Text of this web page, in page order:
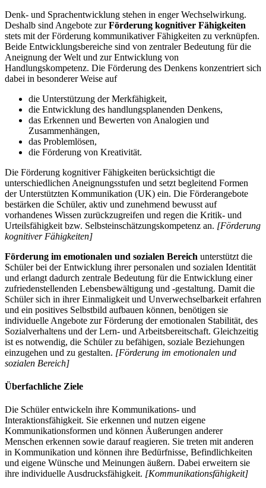
Denk- und Sprachentwicklung stehen in enger Wechselwirkung.
Deshalb sind Angebote zurFörderung kognitiver Fähigkeiten
stets mit der Förderung kommunikativer Fähigkeiten zu verknüpfen.
Beide Entwicklungsbereiche sind von zentraler Bedeutung für die
Aneignung der Welt und zur Entwicklung von
Handlungskompetenz. Die Förderung des Denkens konzentriert sich
dabei in besonderer Weise auf
die Unterstützung der Merkfähigkeit,
die Entwicklung des handlungsplanenden Denkens,
das Erkennen und Bewerten von Analogien und
Zusammenhängen,
das Problemlösen,
die Förderung von Kreativität.
Die Förderung kognitiver Fähigkeiten berücksichtigt die
unterschiedlichen Aneignungsstufen und setzt begleitend Formen
der Unterstützten Kommunikation (UK) ein. Die Förderangebote
bestärken die Schüler, aktiv und zunehmend bewusst auf
vorhandenes Wissen zurückzugreifen und regen die Kritik- und
Urteilsfähigkeit bzw. Selbsteinschätzungskompetenz an. [Förderung
kognitiver Fähigkeiten]
Förderung im emotionalen und sozialen Bereich unterstützt die
Schüler bei der Entwicklung ihrer personalen und sozialen Identität
und erlangt dadurch zentrale Bedeutung für die Entwicklung einer
zufriedenstellenden Lebensbewältigung und -gestaltung. Damit die
Schüler sich in ihrer Einmaligkeit und Unverwechselbarkeit erfahren
und ein positives Selbstbild aufbauen können, benötigen sie
individuelle Angebote zur Förderung der emotionalen Stabilität, des
Sozialverhaltens und der Lern- und Arbeitsbereitschaft. Gleichzeitig
ist es notwendig, die Schüler zu befähigen, soziale Beziehungen
einzugehen und zu gestalten. [Förderung im emotionalen und
sozialen Bereich]
Überfachliche Ziele
Die Schüler entwickeln ihre Kommunikations- und
Interaktionsfähigkeit. Sie erkennen und nutzen eigene
Kommunikationsformen und können Äußerungen anderer
Menschen erkennen sowie darauf reagieren. Sie treten mit anderen
in Kommunikation und können ihre Bedürfnisse, Befindlichkeiten
und eigene Wünsche und Meinungen äußern. Dabei erweitern sie
ihre individuelle Ausdrucksfähigkeit. [Kommunikationsfähigkeit]